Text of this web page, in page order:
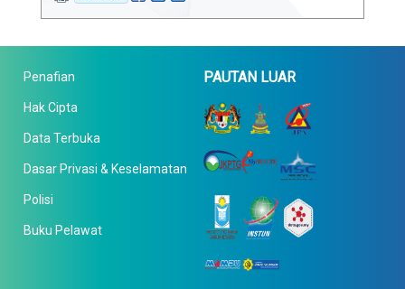
Penafian
Hak Cipta
Data Terbuka
Dasar Privasi & Keselamatan
Polisi
Buku Pelawat
PAUTAN LUAR